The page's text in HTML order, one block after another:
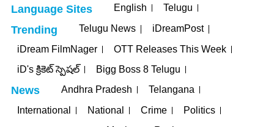
Language Sites English Telugu
Trending Telugu News
iDreamPost
iDream FilmNager
OTT Releases This Week
iD's క్రికెట్ స్పెషల్
Bigg Boss 8 Telugu
News Andhra Pradesh
Telangana
International
National Crime Politics